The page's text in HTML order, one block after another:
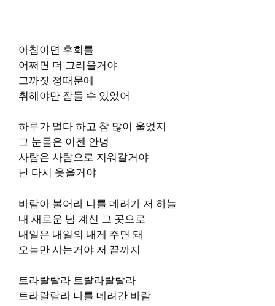
아침이면 후회를
어쩌면 더 그리울거야
그까짓 정때문에
취해야만 잠들 수 있었어
하루가 멀다 하고 참 많이 울었지
그 눈물은 이젠 안녕
사람은 사람으로 지워갈거야
난 다시 웃을거야
바람아 불어라 나를 데려가 저 하늘
내 새로운 님 계신 그 곳으로
내일은 내일의 내게 주면 돼
오늘만 사는거야 저 끝까지
트라랄랄라 트랄라랄랄라
트라랄랄라 나를 데려간 바람